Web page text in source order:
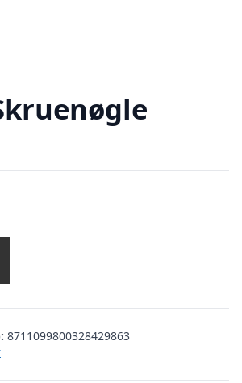
8711099800328429863